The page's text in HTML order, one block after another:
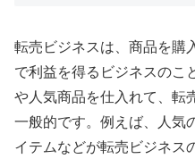
転売ビジネスは、商品を購
で利益を得るビジネスのこ
や人気商品を仕入れて、転
一般的です。例えば、人気
イテムなどが転売ビジネス